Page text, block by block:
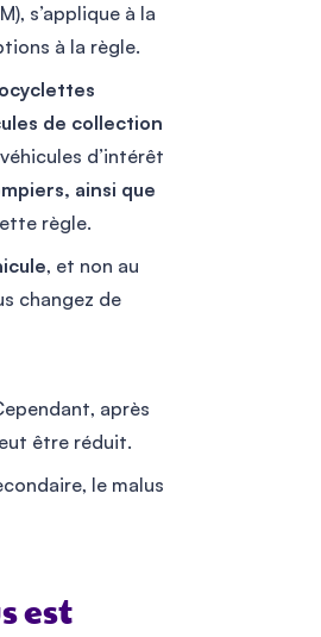
s’applique à la
à la règle.
de collection
d’intérêt
ainsi que
règle.
, et non au
changez de
après
être réduit.
le malus
est